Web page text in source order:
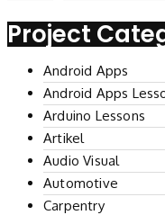
Project
Android Apps
Android Apps
Arduino Lessons
Artikel
Audio Visual
Automotive
Carpentry